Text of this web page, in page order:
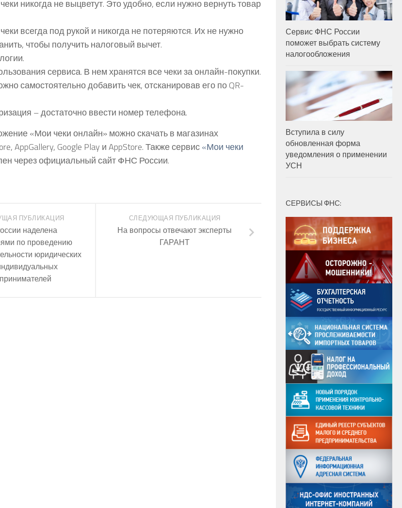
никогда не выцветут. Это удобно, если нужно вернуть товар
всегда под рукой и никогда не потеряются. Их не нужно
чтобы получить налоговый вычет.
сервиса. В нем хранятся все чеки за онлайн-покупки.
самостоятельно добавить чек, отсканировав его по QR-
– достаточно ввести номер телефона.
«Мои чеки онлайн» можно скачать в магазинах
AppGallery, Google Play и AppStore. Также сервис«Мои чеки
через официальный сайт ФНС России.
СЛЕДУЮЩАЯ ПУБЛИКАЦИЯ
На вопросы отвечают эксперты
ГАРАНТ
ПУБЛИКАЦИЯ
наделена
по проведению
юридических
Сервис ФНС России
поможет выбрать систему
налогообложения
Вступила в силу
обновленная форма
уведомления о применении
УСН
СЕРВИСЫ ФНС: